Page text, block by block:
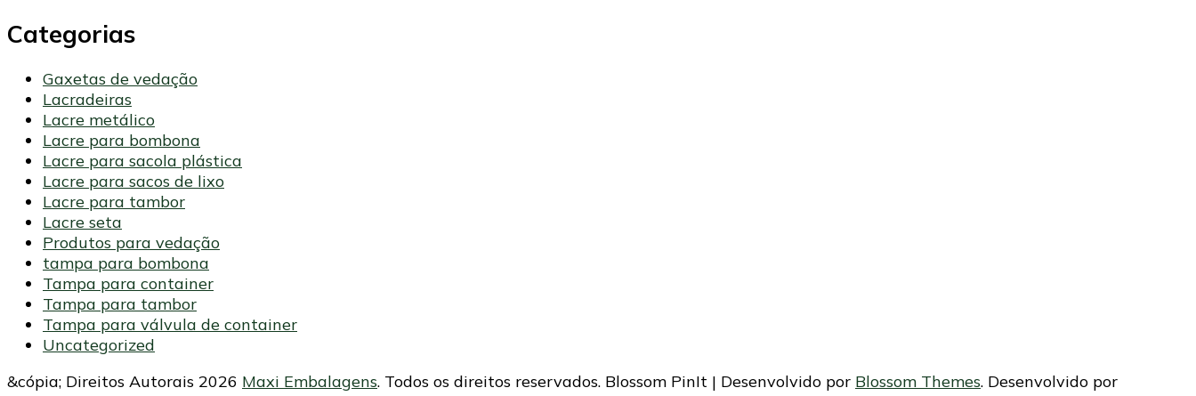
Categorias
Gaxetas de vedação
Lacradeiras
Lacre metálico
Lacre para bombona
Lacre para sacola plástica
Lacre para sacos de lixo
Lacre para tambor
Lacre seta
Produtos para vedação
tampa para bombona
Tampa para container
Tampa para tambor
Tampa para válvula de container
Uncategorized
&cópia; Direitos Autorais 2026 Maxi Embalagens. Todos os direitos reservados. Blossom PinIt | Desenvolvido por Blossom Themes. Desenvolvido por